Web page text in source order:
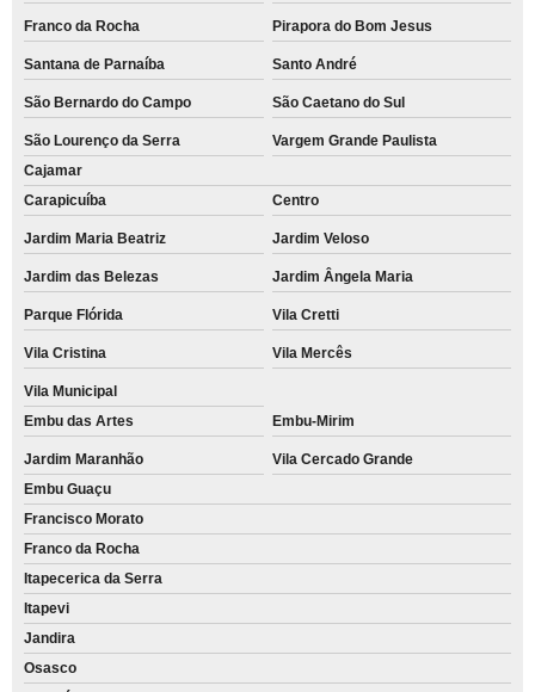
Franco da Rocha Pirapora do Bom Jesus
Santana de Parnaíba Santo André
São Bernardo do Campo São Caetano do Sul
São Lourenço da Serra
Vargem Grande Paulista
Cajamar
Carapicuíba
Centro
Jardim Maria Beatriz Jardim Veloso
Jardim das Belezas Jardim Ângela Maria
Parque Flórida Vila Cretti
Vila Cristina Vila Mercês
Vila Municipal
Embu das Artes
Embu-Mirim
Jardim Maranhão
Vila Cercado Grande
Embu Guaçu
Francisco Morato
Franco da Rocha
Itapecerica da Serra
Itapevi
Jandira
Osasco